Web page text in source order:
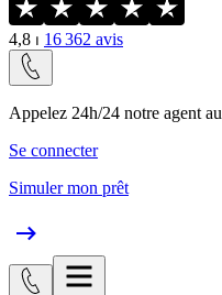
4,8 ⏐ 16 362 avis
Appelez 24h/24 notre agent au
Se connecter
Simuler mon prêt